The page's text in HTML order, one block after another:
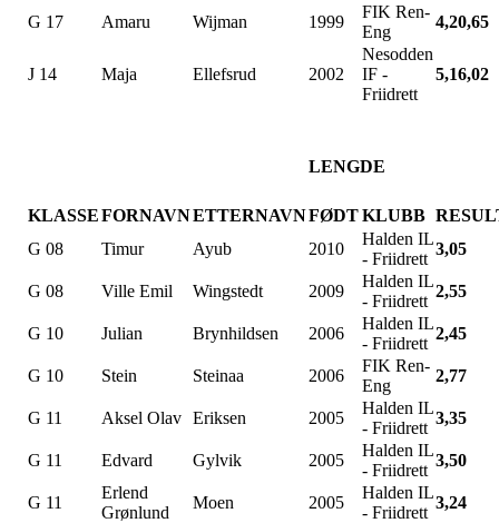
G 17 Amaru Wijman 1999
FIK Ren-
Eng
4,20,65
J 14 Maja Ellefsrud 2002
Nesodden
IF -
Friidrett
5,16,02
LENGDE
KLASSEFORNAVNETTERNAVNFØDTKLUBB
G 08
Timur Ayub 2010
Halden IL
- Friidrett
3,05
G 08 Ville Emil Wingstedt 2009
Halden IL
- Friidrett
2,55
G 10 Julian Brynhildsen 2006
Halden IL
- Friidrett
2,45
G 10 Stein Steinaa 2006
FIK Ren-
Eng
2,77
G 11 Aksel Olav Eriksen 2005
Halden IL
- Friidrett
3,35
G 11 Edvard Gylvik 2005
Halden IL
- Friidrett
3,50
G 11
Erlend
Grønlund
Moen 2005
Halden IL
- Friidrett
3,24